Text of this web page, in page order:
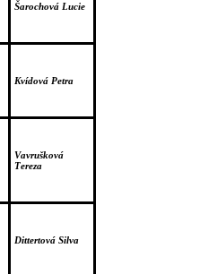
Šarochová Lucie
Kvídová Petra
Vavrušková
Tereza
Dittertová Silva